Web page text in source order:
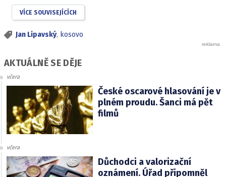
VÍCE SOUVISEJÍCÍCH
Jan Lipavský, kosovo
AKTUÁLNĚ SE DĚJE
včera
České oscarové hlasování je v
plném proudu. Šanci má pět
filmů
včera
Důchodci a valorizační
oznámení. Úřad připomněl